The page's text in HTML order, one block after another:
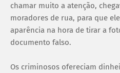
chamar muito a atenção,
moradores de rua, para que
aparência na hora de tirar a
documento falso.
Os criminosos ofereciam